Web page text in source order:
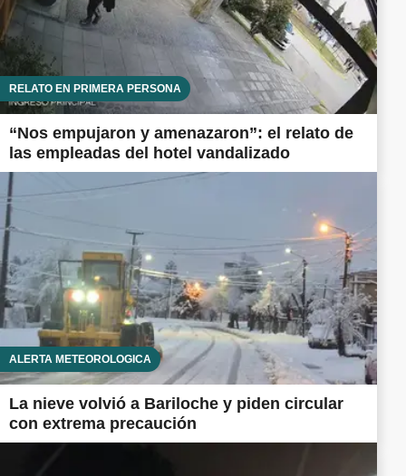
RELATO EN PRIMERA PERSONA
“Nos empujaron y amenazaron”: el relato de
las empleadas del hotel vandalizado
ALERTA METEOROLÓGICA
La nieve volvió a Bariloche y piden circular
con extrema precaución